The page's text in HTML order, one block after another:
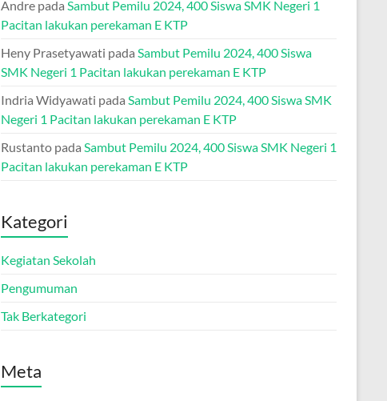
Andre pada Sambut Pemilu 2024, 400 Siswa SMK Negeri 1
Pacitan lakukan perekaman E KTP
Heny Prasetyawati pada Sambut Pemilu 2024, 400 Siswa
SMK Negeri 1 Pacitan lakukan perekaman E KTP
Indria Widyawati pada Sambut Pemilu 2024, 400 Siswa SMK
Negeri 1 Pacitan lakukan perekaman E KTP
Rustanto pada Sambut Pemilu 2024, 400 Siswa SMK Negeri 1
Pacitan lakukan perekaman E KTP
Kategori
Kegiatan Sekolah
Pengumuman
Tak Berkategori
Meta